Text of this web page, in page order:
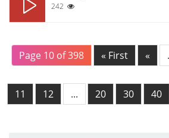
242
Page 10 of 398 « First «
11 12 ... 20 30 40